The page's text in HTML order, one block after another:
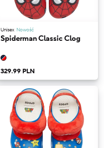
Unisex Nowość
Spiderman Classic Clog
329.99 PLN